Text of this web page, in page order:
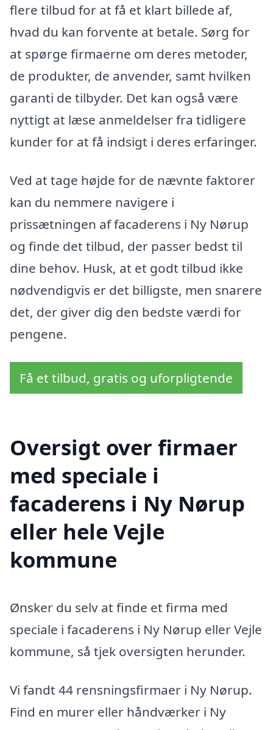
flere tilbud for at få et klart billede af,
hvad du kan forvente at betale. Sørg for
at spørge firmaerne om deres metoder,
de produkter, de anvender, samt hvilken
garanti de tilbyder. Det kan også være
nyttigt at læse anmeldelser fra tidligere
kunder for at få indsigt i deres erfaringer.
Ved at tage højde for de nævnte faktorer
kan du nemmere navigere i
prissætningen af facaderens i Ny Nørup
og finde det tilbud, der passer bedst til
dine behov. Husk, at et godt tilbud ikke
nødvendigvis er det billigste, men snarere
det, der giver dig den bedste værdi for
pengene.
Få et tilbud, gratis og uforpligtende
Oversigt over firmaer
med speciale i
facaderens i Ny Nørup
eller hele Vejle
kommune
Ønsker du selv at finde et firma med
speciale i facaderens i Ny Nørup eller Vejle
kommune, så tjek oversigten herunder.
Vi fandt 44 rensningsfirmaer i Ny Nørup.
Find en murer eller håndværker i Ny